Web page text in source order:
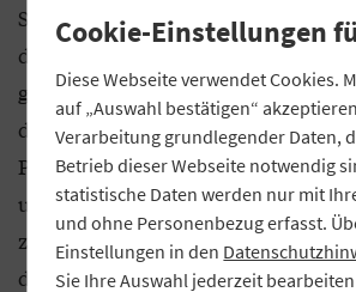
Schwerpunkt auf die Finanzierung
der digitalen Transformation
großer Unternehmen. Ziel ist es,
dem Weg zur Digitalisierung als
Partner zu unterstützen und die
und Raiffeisenbanken als zentrale
zu stärken. Laut der
der IHK für München und
Cookie-Einstellungen
Diese Webseite verwendet Cookies.
auf „Auswahl bestätigen“
Verarbeitung grundlegender Daten,
Betrieb dieser Webseite notwendig
statistische Daten werden nur mit
und ohne Personenbezug erfasst.
Einstellungen in den
Sie Ihre Auswahl jederzeit